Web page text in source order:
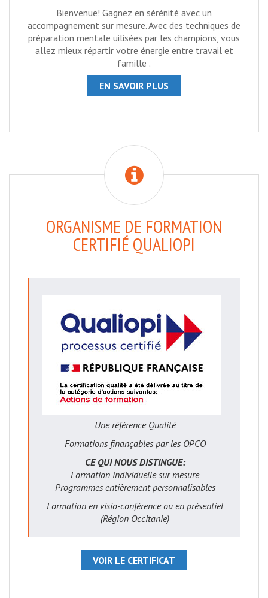
Bienvenue! Gagnez en sérénité avec un
accompagnement sur mesure. Avec des techniques de
préparation mentale uilisées par les champions, vous
allez mieux répartir votre énergie entre travail et
famille .
EN SAVOIR PLUS
ORGANISME DE FORMATION
CERTIFIÉ QUALIOPI
Une référence Qualité
Formations finançables par les OPCO
CE QUI NOUS DISTINGUE:
Formation individuelle sur mesure
Programmes entièrement personnalisables
Formation en visio-conférence ou en présentiel
(Région Occitanie)
VOIR LE CERTIFICAT